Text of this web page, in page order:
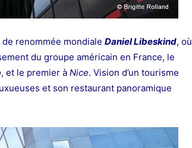
renommée mondiale Daniel Libeskind, où
du groupe américain en France, le
, et le premier à Nice. Vision d’un tourisme
et son restaurant panoramique